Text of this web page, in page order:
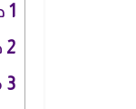
1
2
3